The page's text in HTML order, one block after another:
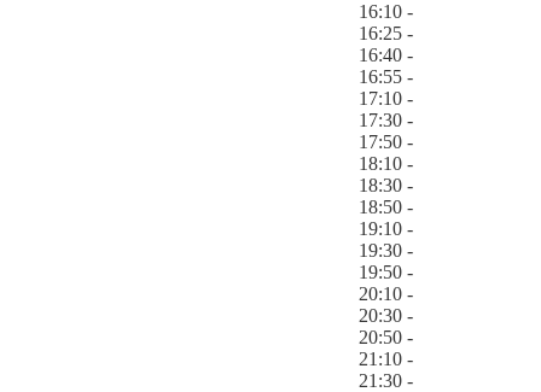
16:10 -
16:25 -
16:40 -
16:55 -
17:10 -
17:30 -
17:50 -
18:10 -
18:30 -
18:50 -
19:10 -
19:30 -
19:50 -
20:10 -
20:30 -
20:50 -
21:10 -
21:30 -